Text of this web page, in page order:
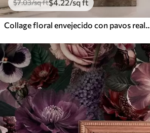
$7.03/sq ft$4.22/sq ft
Collage floral envejecido con